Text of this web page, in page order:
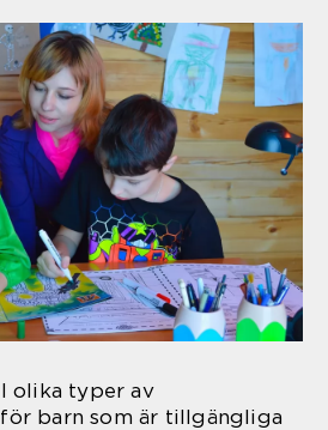
olika typer av
barn som är tillgängliga